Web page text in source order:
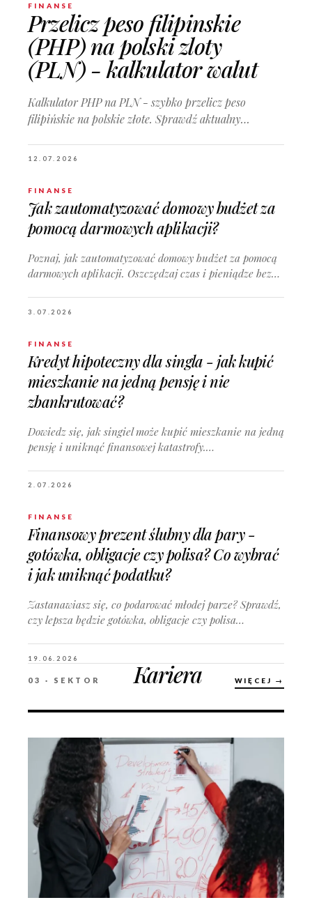
FINANSE
Przelicz peso filipinskie
(PHP) na polski zloty
(PLN) - kalkulator walut
Kalkulator PHP na PLN - szybko przelicz peso
filipińskie na polskie złote. Sprawdź aktualny…
12.07.2026
FINANSE
Jak zautomatyzować domowy budżet za
pomocą darmowych aplikacji?
Poznaj, jak zautomatyzować domowy budżet za pomocą
darmowych aplikacji. Oszczędzaj czas i pieniądze bez…
3.07.2026
FINANSE
Kredyt hipoteczny dla singla - jak kupić
mieszkanie na jedną pensję i nie
zbankrutować?
Dowiedz się, jak singiel może kupić mieszkanie na jedną
pensję i uniknąć finansowej katastrofy.…
2.07.2026
FINANSE
Finansowy prezent ślubny dla pary -
gotówka, obligacje czy polisa? Co wybrać
i jak uniknąć podatku?
Zastanawiasz się, co podarować młodej parze? Sprawdź,
czy lepsza będzie gotówka, obligacje czy polisa…
19.06.2026
03 · SEKTOR Kariera WIĘCEJ →